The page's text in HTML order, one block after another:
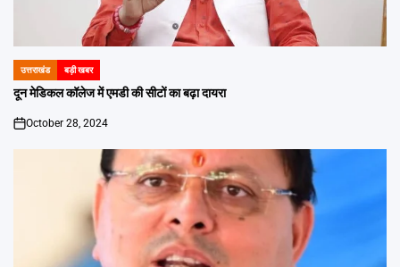
POSTED
IN
उत्तराखंड बड़ी खबर
दून मेडिकल कॉलेज में एमडी की सीटों का बढ़ा दायरा
on
October 28, 2024